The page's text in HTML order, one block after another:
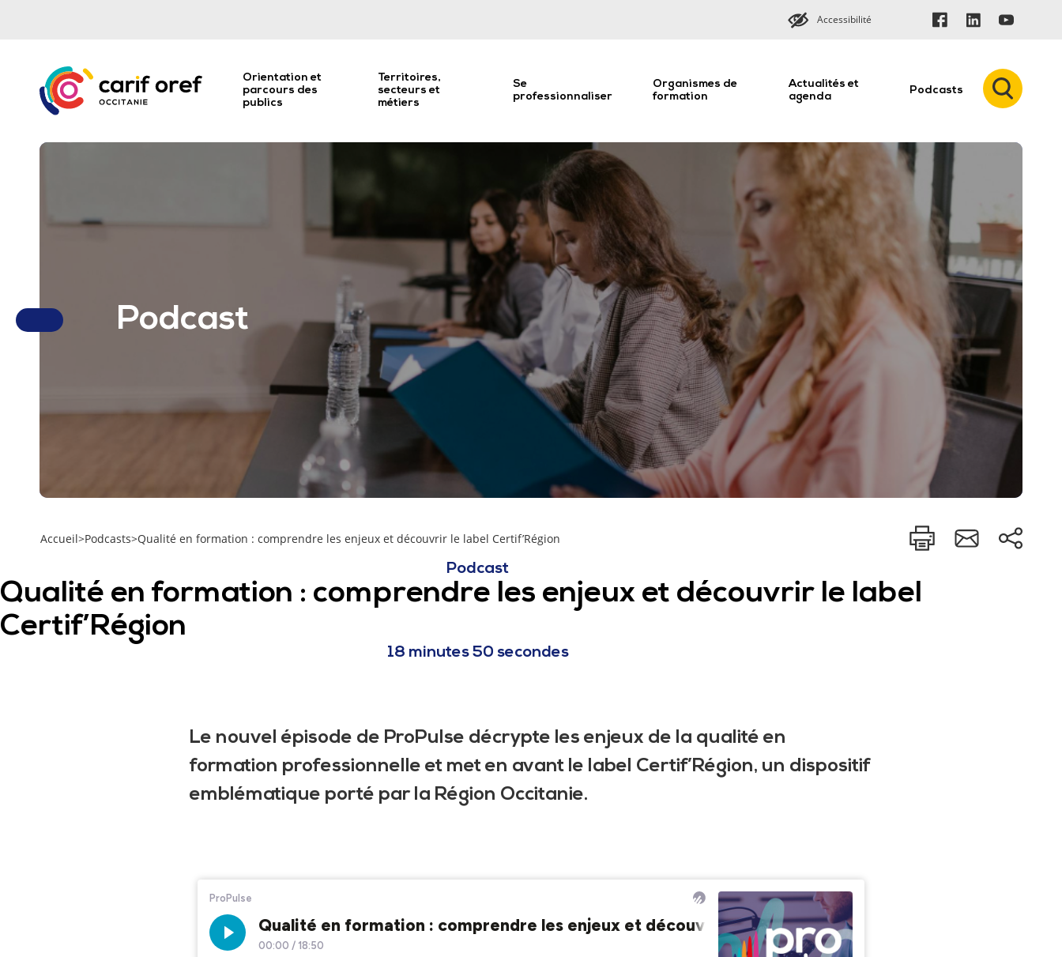
Accessibilité
Orientation et
parcours des
publics
Territoires,
secteurs et
métiers
Se
professionnaliser
Organismes de
formation
Actualités et
agenda
Podcasts
Podcast
Accueil>Podcasts>Qualité en formation : comprendre les enjeux et découvrir le label Certif’Région
Qualité en formation : comprendre les enjeux et découvrir le label
Certif’Région
Podcast
18 minutes 50 secondes
Le nouvel épisode de ProPulse décrypte les enjeux de la qualité en
formation professionnelle et met en avant le label Certif’Région, un dispositif
emblématique porté par la Région Occitanie.